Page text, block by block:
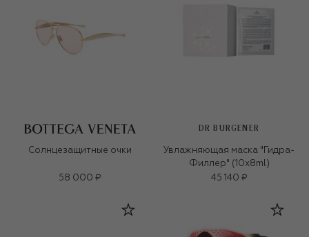
Солнцезащитные очки
58 000 ₽
DR BURGENER
Увлажняющая маска "Гидра-
Филлер" (10x8ml)
45 140 ₽